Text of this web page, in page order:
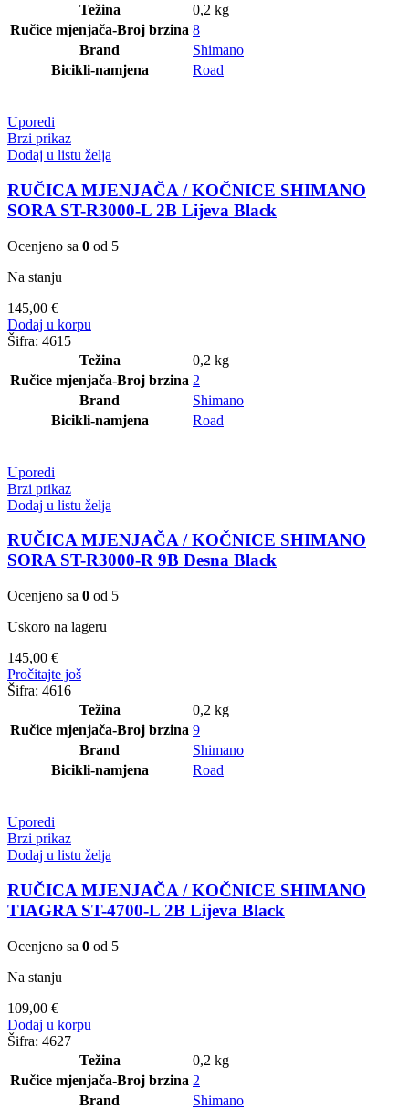
Težina
0,2 kg
Ručice mjenjača-Broj brzina 8
Brand
Shimano
Bicikli-namjena
Road
Uporedi
Brzi prikaz
Dodaj u listu želja
RUČICA MJENJAČA / KOČNICE SHIMANO
SORA ST-R3000-L 2B Lijeva Black
Ocenjeno sa 0 od 5
Na stanju
145,00 €
Dodaj u korpu
Šifra: 4615
Težina
0,2 kg
Ručice mjenjača-Broj brzina 2
Brand
Shimano
Bicikli-namjena
Road
Uporedi
Brzi prikaz
Dodaj u listu želja
RUČICA MJENJAČA / KOČNICE SHIMANO
SORA ST-R3000-R 9B Desna Black
Ocenjeno sa 0 od 5
Uskoro na lageru
145,00 €
Pročitajte još
Šifra: 4616
Težina
0,2 kg
Ručice mjenjača-Broj brzina 9
Brand
Shimano
Bicikli-namjena
Road
Uporedi
Brzi prikaz
Dodaj u listu želja
RUČICA MJENJAČA / KOČNICE SHIMANO
TIAGRA ST-4700-L 2B Lijeva Black
Ocenjeno sa 0 od 5
Na stanju
109,00 €
Dodaj u korpu
Šifra: 4627
Težina
0,2 kg
Ručice mjenjača-Broj brzina 2
Brand
Shimano